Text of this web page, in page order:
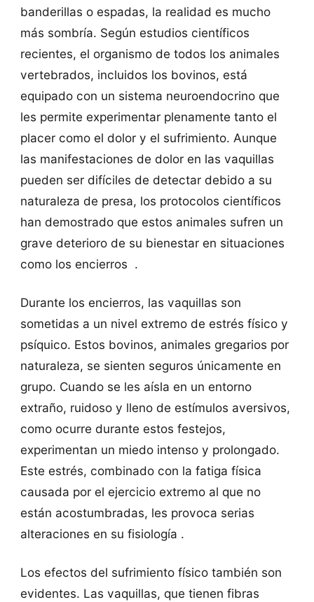
banderillas o espadas, la realidad es mucho
más sombría. Según estudios científicos
recientes, el organismo de todos los animales
vertebrados, incluidos los bovinos, está
equipado con un sistema neuroendocrino que
les permite experimentar plenamente tanto el
placer como el dolor y el sufrimiento. Aunque
las manifestaciones de dolor en las vaquillas
pueden ser difíciles de detectar debido a su
naturaleza de presa, los protocolos científicos
han demostrado que estos animales sufren un
grave deterioro de su bienestar en situaciones
como los encierros .
Durante los encierros, las vaquillas son
sometidas a un nivel extremo de estrés físico y
psíquico. Estos bovinos, animales gregarios por
naturaleza, se sienten seguros únicamente en
grupo. Cuando se les aísla en un entorno
extraño, ruidoso y lleno de estímulos aversivos,
como ocurre durante estos festejos,
experimentan un miedo intenso y prolongado.
Este estrés, combinado con la fatiga física
causada por el ejercicio extremo al que no
están acostumbradas, les provoca serias
alteraciones en su fisiología .
Los efectos del sufrimiento físico también son
evidentes. Las vaquillas, que tienen fibras